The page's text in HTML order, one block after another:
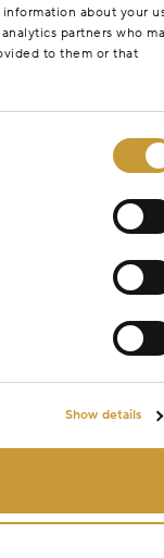
about your
partners who
to them or that
Show details